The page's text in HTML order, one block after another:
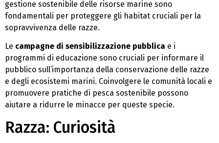
gestione sostenibile delle risorse marine sono
fondamentali per proteggere gli habitat cruciali per la
sopravvivenza delle razze.
Le campagne di sensibilizzazione pubblica e i
programmi di educazione sono cruciali per informare il
pubblico sull’importanza della conservazione delle razze
e degli ecosistemi marini. Coinvolgere le comunità locali e
promuovere pratiche di pesca sostenibile possono
aiutare a ridurre le minacce per queste specie.
Razza: Curiosità